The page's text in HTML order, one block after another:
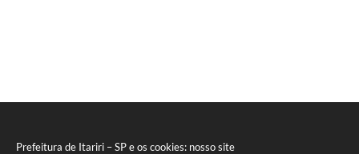
Prefeitura de Itariri – SP e os cookies: nosso site